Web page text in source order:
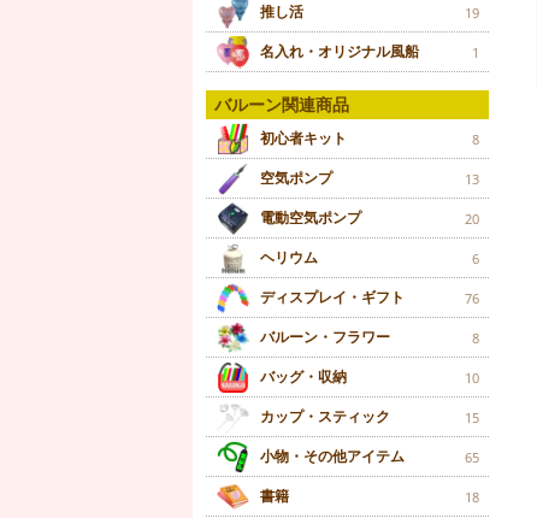
推し活 19
名入れ・オリジナル風船 1
バルーン関連商品
初心者キット 8
空気ポンプ 13
電動空気ポンプ 20
ヘリウム 6
ディスプレイ・ギフト 76
バルーン・フラワー 8
バッグ・収納 10
カップ・スティック 15
小物・その他アイテム 65
書籍 18